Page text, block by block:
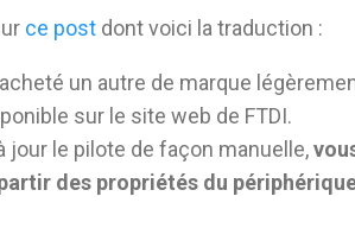
ce post dont voici la traduction :
un autre de marque
sur le site web de FTDI.
le pilote de façon manuelle,
des propriétés du